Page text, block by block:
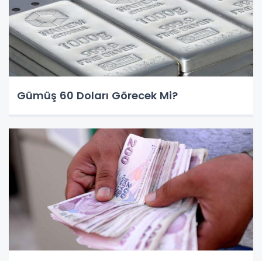
Gümüş 60 Doları Görecek Mi?